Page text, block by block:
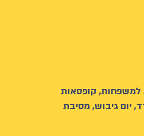
למשפחות, קופסאות
יום גיבוש, מסיבת